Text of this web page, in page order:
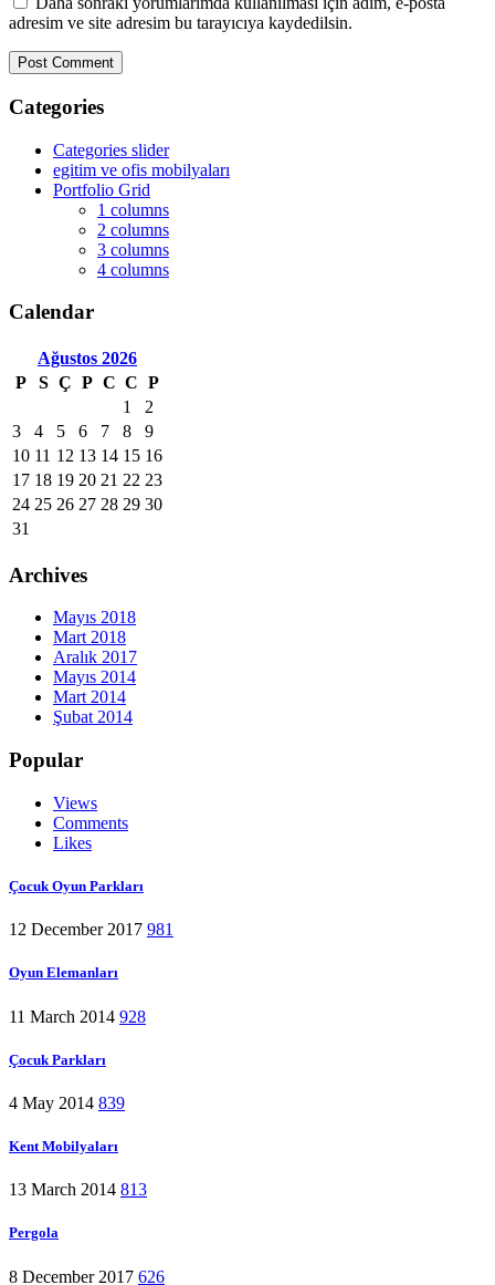
adresim ve site adresim bu tarayıcıya kaydedilsin.
Categories
Categories slider
egitim ve ofis mobilyaları
Portfolio Grid
1 columns
2 columns
3 columns
4 columns
Calendar
Ağustos 2026
P
S Ç P C C P
1
2
3
4 5 6 7 8
9
10 11 12 13 14 15 16
17 18 19 20 21 22 23
24 25 26 27 28 29 30
31
Archives
Mayıs 2018
Mart 2018
Aralık 2017
Mayıs 2014
Mart 2014
Şubat 2014
Popular
Views
Comments
Likes
Çocuk Oyun Parkları
12 December 2017 981
Oyun Elemanları
11 March 2014 928
Çocuk Parkları
4 May 2014 839
Kent Mobilyaları
13 March 2014 813
Pergola
8 December 2017 626